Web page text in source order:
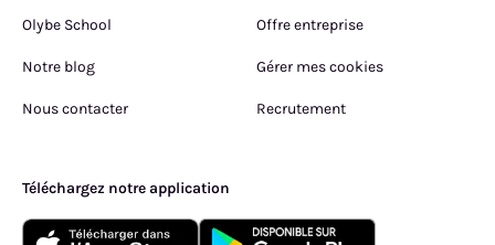
Olybe School Offre entreprise
Notre blog Gérer mes cookies
Nous contacter Recrutement
Téléchargez notre application